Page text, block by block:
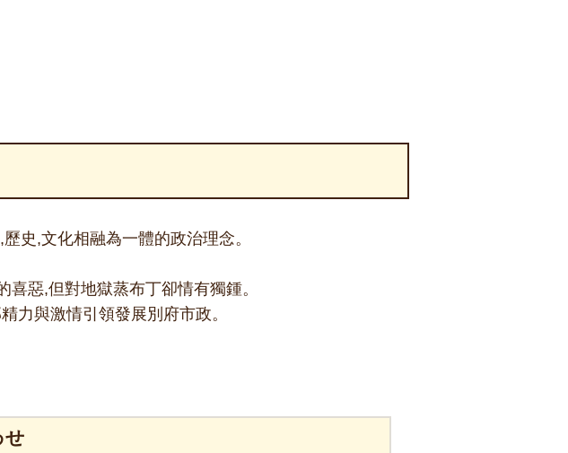
史,文化相融為一體的政治理念。
惡,但對地獄蒸布丁卻情有獨鍾。
力與激情引領發展別府市政。
せ